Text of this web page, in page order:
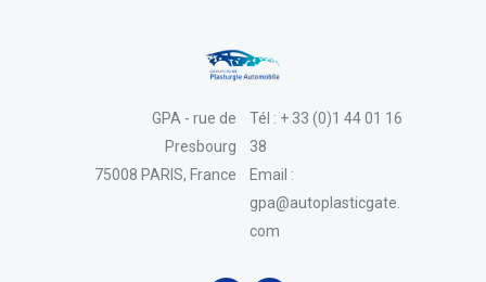
Tél : + 33 (0)1 44 01 16
38
Email :
gpa@autoplasticgate.
com
GPA - rue de
Presbourg
75008 PARIS, France